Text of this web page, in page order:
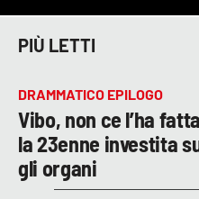
PIÙ LETTI
DRAMMATICO EPILOGO
Vibo, non ce l’ha
la 23enne investita
gli organi